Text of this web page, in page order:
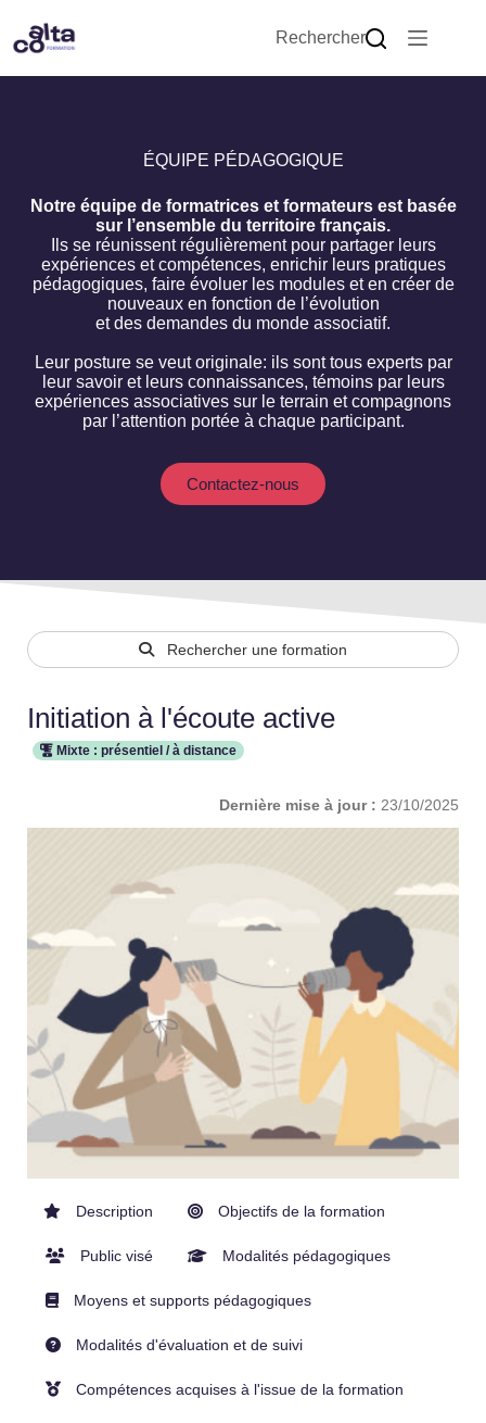
Rechercher
ÉQUIPE PÉDAGOGIQUE
Notre équipe de formatrices et formateurs est basée
sur l’ensemble du territoire français.
Ils se réunissent régulièrement pour partager leurs
expériences et compétences, enrichir leurs pratiques
pédagogiques, faire évoluer les modules et en créer de
nouveaux en fonction de l’évolution
et des demandes du monde associatif.
Leur posture se veut originale: ils sont tous experts par
leur savoir et leurs connaissances, témoins par leurs
expériences associatives sur le terrain et compagnons
par l’attention portée à chaque participant.
Contactez-nous
Rechercher une formation
Initiation à l'écoute active
Mixte : présentiel / à distance
Dernière mise à jour : 23/10/2025
Description Objectifs de la formation
Public visé Modalités pédagogiques
Moyens et supports pédagogiques
Modalités d'évaluation et de suivi
Compétences acquises à l'issue de la formation